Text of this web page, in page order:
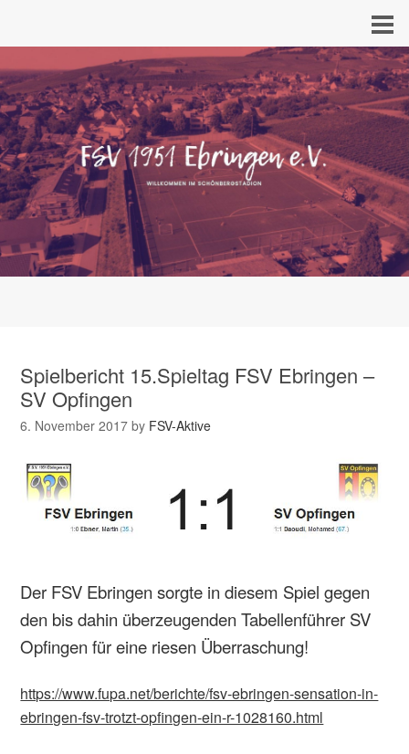
Spielbericht 15.Spieltag FSV Ebringen –
SV Opfingen
6. November 2017 by FSV-Aktive
Der FSV Ebringen sorgte in diesem Spiel gegen
den bis dahin überzeugenden Tabellenführer SV
Opfingen für eine riesen Überraschung!
https://www.fupa.net/berichte/fsv-ebringen-sensation-in-
ebringen-fsv-trotzt-opfingen-ein-r-1028160.html